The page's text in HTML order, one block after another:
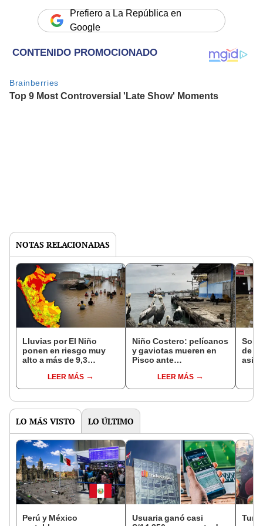
Prefiero a La República en
Google
NOTAS RELACIONADAS
Lluvias por El Niño
ponen en riesgo muy
alto a más de 9,3
Lima tiene la mayor
exposición
LEER MÁS
Niño Costero: pelícanos
y gaviotas mueren en
Pisco ante
falta de alimentos
LEER MÁS
Solo
de
LO MÁS VISTO LO ÚLTIMO
Perú y México
Usuaria ganó casi